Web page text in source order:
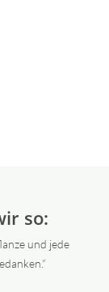
so:
und jede